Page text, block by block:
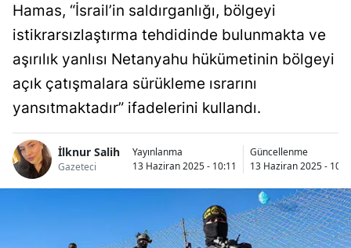
Hamas, “İsrail’in saldırganlığı, bölgeyi
istikrarsızlaştırma tehdidinde bulunmakta ve
aşırılık yanlısı Netanyahu hükümetinin bölgeyi
açık çatışmalara sürükleme ısrarını
yansıtmaktadır” ifadelerini kullandı.
İlknur Salih
Gazeteci
Yayınlanma
13 Haziran 2025 - 10:11
Güncellenme
13 Haziran 2025 -